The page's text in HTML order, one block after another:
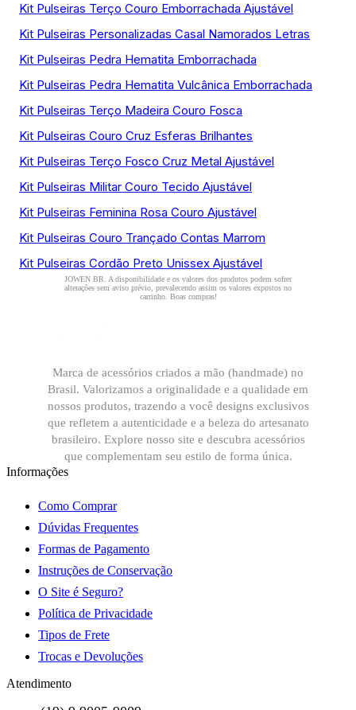
Kit Pulseiras Terço Couro Emborrachada Ajustável
Kit Pulseiras Personalizadas Casal Namorados Letras
Kit Pulseiras Pedra Hematita Emborrachada
Kit Pulseiras Pedra Hematita Vulcânica Emborrachada
Kit Pulseiras Terço Madeira Couro Fosca
Kit Pulseiras Couro Cruz Esferas Brilhantes
Kit Pulseiras Terço Fosco Cruz Metal Ajustável
Kit Pulseiras Militar Couro Tecido Ajustável
Kit Pulseiras Feminina Rosa Couro Ajustável
Kit Pulseiras Couro Trançado Contas Marrom
Kit Pulseiras Cordão Preto Unissex Ajustável
Marca de acessórios criados a mão (handmade) no
Brasil. Valorizamos a originalidade e a qualidade em
nossos produtos, trazendo a você designs exclusivos
que refletem a autenticidade e a beleza do artesanato
brasileiro. Explore nosso site e descubra acessórios
que complementam seu estilo de forma única.
Informações
Como Comprar
Dúvidas Frequentes
Formas de Pagamento
Instruções de Conservação
O Site é Seguro?
Política de Privacidade
Tipos de Frete
Trocas e Devoluções
Atendimento